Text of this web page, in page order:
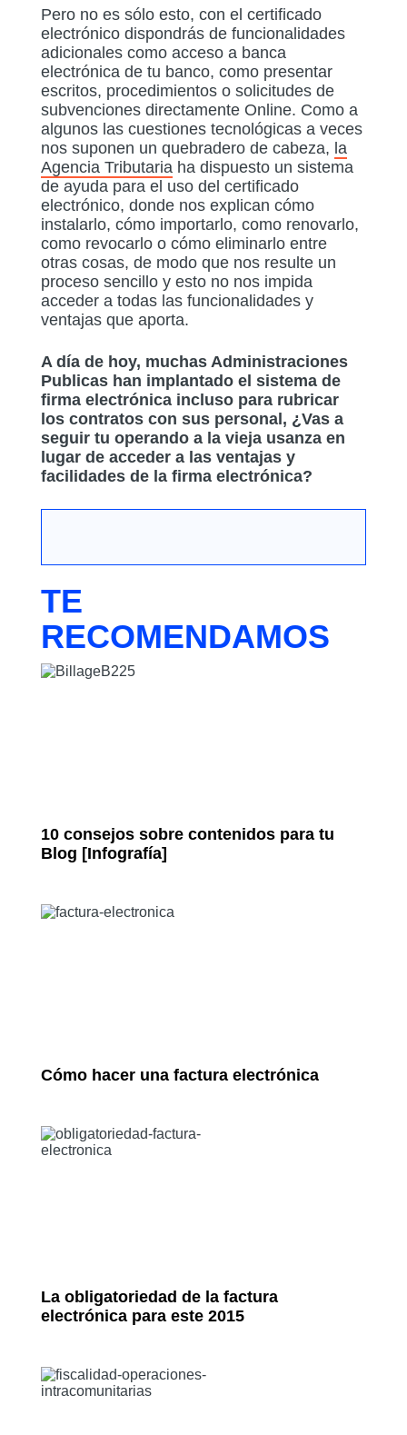
Pero no es sólo esto, con el certificado
electrónico dispondrás de funcionalidades
adicionales como acceso a banca
electrónica de tu banco, como presentar
escritos, procedimientos o solicitudes de
subvenciones directamente Online. Como a
algunos las cuestiones tecnológicas a veces
nos suponen un quebradero de cabeza, la
Agencia Tributaria ha dispuesto un sistema
de ayuda para el uso del certificado
electrónico, donde nos explican cómo
instalarlo, cómo importarlo, como renovarlo,
como revocarlo o cómo eliminarlo entre
otras cosas, de modo que nos resulte un
proceso sencillo y esto no nos impida
acceder a todas las funcionalidades y
ventajas que aporta.
A día de hoy, muchas Administraciones
Publicas han implantado el sistema de
firma electrónica incluso para rubricar
los contratos con sus personal, ¿Vas a
seguir tu operando a la vieja usanza en
lugar de acceder a las ventajas y
facilidades de la firma electrónica?
TE
RECOMENDAMOS
10 consejos sobre contenidos para tu
Blog [Infografía]
Cómo hacer una factura electrónica
La obligatoriedad de la factura
electrónica para este 2015